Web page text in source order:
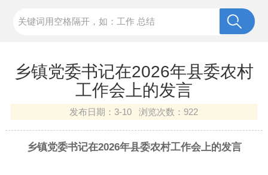
乡镇党委书记在2026年县委农村
工作会上的发言
发布日期：3-10 浏览次数： 922
乡镇党委书记在2026年县委农村工作会上的发言